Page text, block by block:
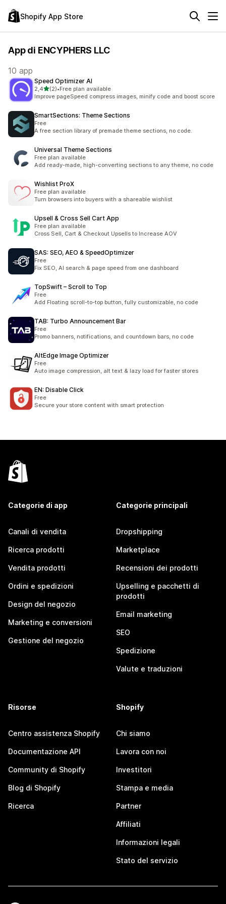
Shopify App Store
App di ENCYPHERS LLC
10 app
Speed Optimizer AI
2,4stelle su 5
(2)
2 recensioni totali
•Free plan available
Improve pageSpeed compress images, minify code and boost score
SmartSections: Theme Sections
Free
A free section library of premade theme sections, no code.
Universal Theme Sections
Free plan available
Add ready-made, high-converting sections to any theme, no code
Wishlist ProX
Free plan available
Turn browsers into buyers with a shareable wishlist
Upsell & Cross Sell Cart App
Free plan available
Cross Sell, Cart & Checkout Upsells to Increase AOV
SAS: SEO, AEO & SpeedOptimizer
Free
Fix SEO, AI search & page speed from one dashboard
TopSwift – Scroll to Top
Free
Add Floating scroll-to-top button, fully customizable, no code
TAB: Turbo Announcement Bar
Free
Promo banners, notifications, and countdown bars, no code
AltEdge Image Optimizer
Free
Auto image compression, alt text & lazy load for faster stores
EN: Disable Click
Free
Secure your store content with smart protection
Categorie di app
Canali di vendita
Ricerca prodotti
Vendita prodotti
Ordini e spedizioni
Design del negozio
Marketing e conversioni
Gestione del negozio
Categorie principali
Dropshipping
Marketplace
Recensioni dei prodotti
Upselling e pacchetti di
prodotti
Email marketing
SEO
Spedizione
Valute e traduzioni
Risorse
Centro assistenza Shopify
Documentazione API
Community di Shopify
Blog di Shopify
Ricerca
Shopify
Chi siamo
Lavora con noi
Investitori
Stampa e media
Partner
Affiliati
Informazioni legali
Stato del servizio